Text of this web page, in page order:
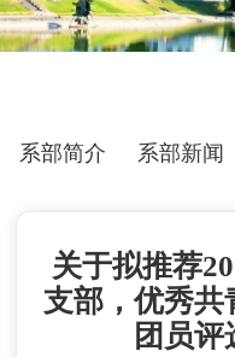
系部简介 系部新闻
关于拟推荐
支部，优秀共
团员